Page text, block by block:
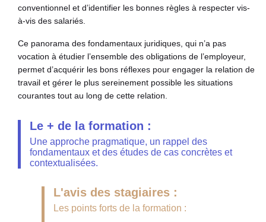
conventionnel et d’identifier les bonnes règles à respecter vis-
à-vis des salariés.
Ce panorama des fondamentaux juridiques, qui n’a pas
vocation à étudier l’ensemble des obligations de l’employeur,
permet d’acquérir les bons réflexes pour engager la relation de
travail et gérer le plus sereinement possible les situations
courantes tout au long de cette relation.
Le + de la formation :
Une approche pragmatique, un rappel des
fondamentaux et des études de cas concrètes et
contextualisées.
L'avis des stagiaires :
Les points forts de la formation :